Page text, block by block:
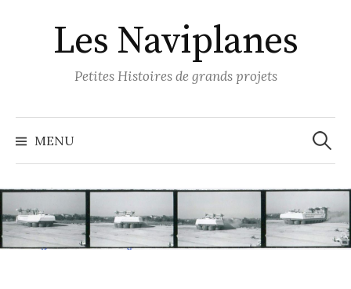
o
c
e
n
Les Naviplanes
Petites Histoires de grands projets
MENU e
c
c
h
e
r
: